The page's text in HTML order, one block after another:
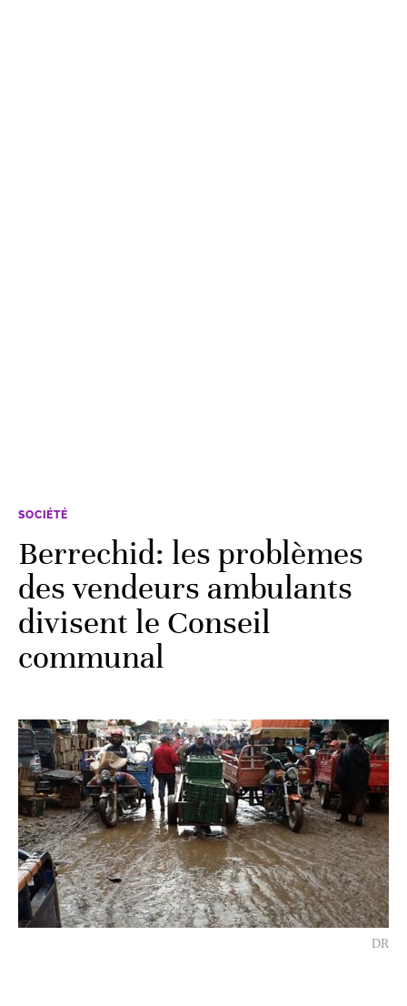
SOCIÉTÉ
Berrechid: les problèmes
des vendeurs ambulants
divisent le Conseil
communal
DR